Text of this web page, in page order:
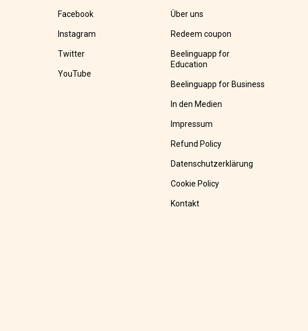
Facebook
Instagram
Twitter
YouTube
Über uns
Redeem coupon
Beelinguapp for
Education
Beelinguapp for Business
In den Medien
Impressum
Refund Policy
Datenschutzerklärung
Cookie Policy
Kontakt